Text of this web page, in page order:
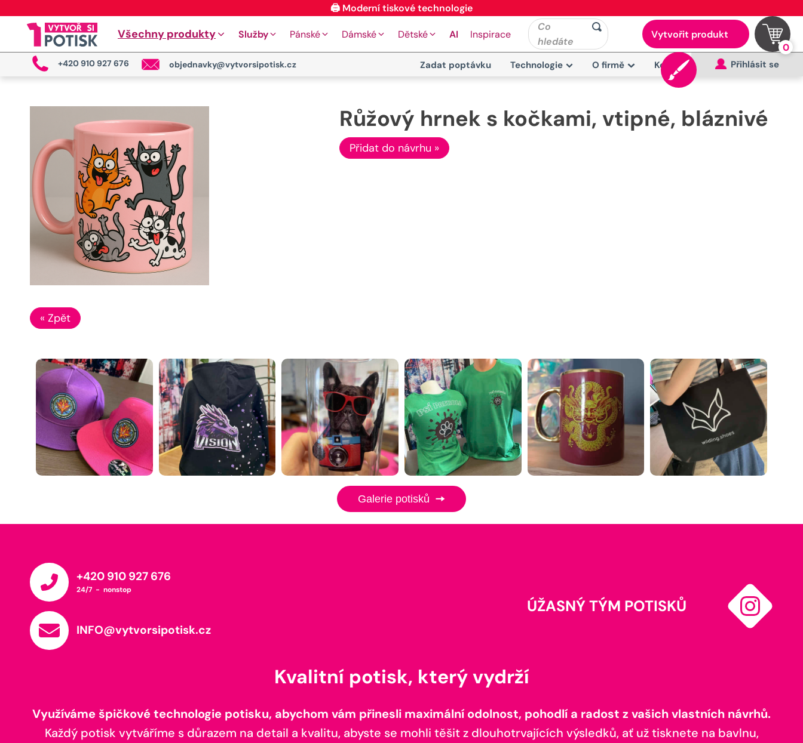
Všechny produkty Služby Pánské Dámské Dětské AI Inspirace
Co
hledáte
Vytvořit produkt
0
+420 910 927 676 objednavky@vytvorsipotisk.cz Zadat poptávku Technologie O firmě Kontakt Přihlásit se
Růžový hrnek s kočkami, vtipné, bláznivé
Přidat do návrhu »
« Zpět
Galerie potisků
+420 910 927 676
24/7 - nonstop
INFO@vytvorsipotisk.cz
ÚŽASNÝ TÝM POTISKŮ
Kvalitní potisk, který vydrží
Využíváme špičkové technologie potisku, abychom vám přinesli maximální odolnost, pohodlí a radost z vašich vlastních návrhů.
Každý potisk vytváříme s důrazem na detail a kvalitu, abyste se mohli těšit z dlouhotrvajících výsledků, ať už tisknete na bavlnu,